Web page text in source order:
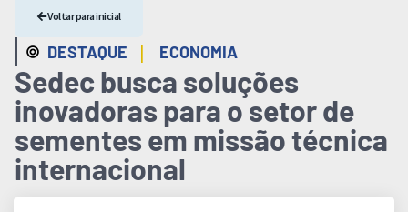
DESTAQUE | ECONOMIA
Voltar para inicial
Sedec busca soluções
inovadoras para o setor de
sementes em missão técnica
internacional